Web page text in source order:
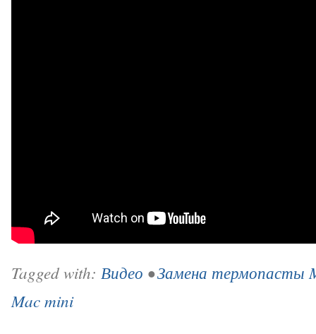
Tagged with: Видео •Замена термопасты
Mac mini